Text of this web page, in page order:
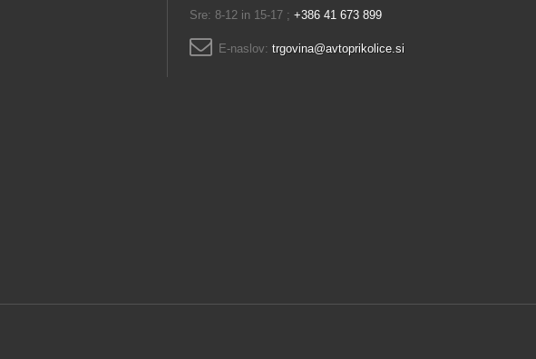
Sre: 8-12 in 15-17 ; +386 41 673 899
E-naslov: trgovina@avtoprikolice.si